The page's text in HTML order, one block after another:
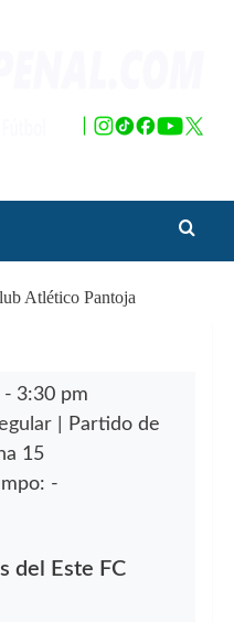
Atlético Pantoja
- 3:30 pm
| Partido de
15
-
del Este FC